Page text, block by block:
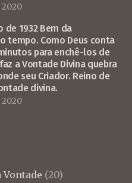
de 1932 Bem da
tempo. Como Deus conta
para enchê-los de
a Vontade Divina quebra
seu Criador. Reino de
divina.
(20)